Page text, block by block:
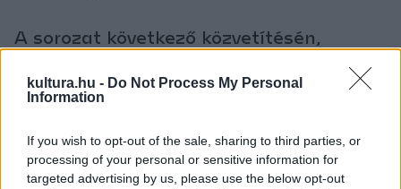
kultura.hu - Do Not Process My Personal
Information
If you wish to opt-out of the sale, sharing to third parties, or
processing of your personal or sensitive information for
targeted advertising by us, please use the below opt-out
A sorozat következő közvetítésén,
díszletek közé helyezett előadását
nézhetjük meg.
Molière hihetetlen könnyedséggel figurázza ki a
pénzszerzés rabjává lett zsugori polgár típusát, de az apa-